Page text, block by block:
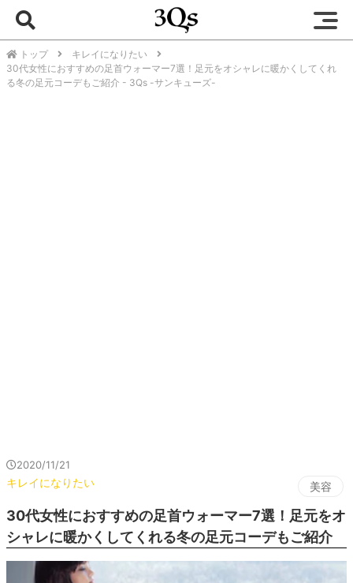
トップ
キレイになりたい
30代女性におすすめの足首ウォーマー7選！足元をオシャレに暖かくしてくれ
る冬の足元コーデもご紹介 - 3Qs -サンキューズ-
2020/11/21
キレイになりたい 美容
30代女性におすすめの足首ウォーマー7選！足元をオ
シャレに暖かくしてくれる冬の足元コーデもご紹介